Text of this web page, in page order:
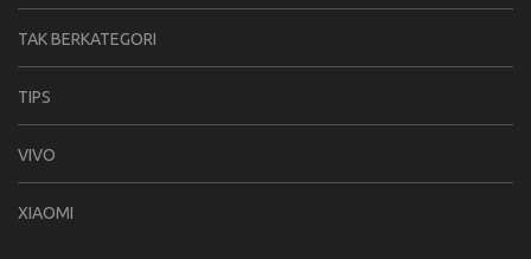
TAK BERKATEGORI
TIPS
VIVO
XIAOMI